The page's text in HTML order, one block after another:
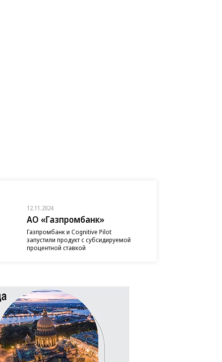
12.11.2024
АО «Газпромбанк»
Газпромбанк и Cognitive Pilot
запустили продукт с субсидируемой
процентной ставкой